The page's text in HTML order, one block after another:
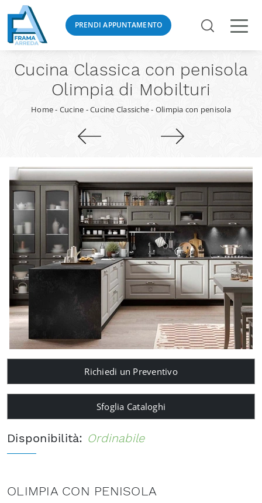
PRENDI APPUNTAMENTO
Cucina Classica con penisola
Olimpia di Mobilturi
Home- Cucine -Cucine Classiche- Olimpia con penisola
Richiedi un Preventivo
Sfoglia Cataloghi
Disponibilità: Ordinabile
OLIMPIA CON PENISOLA